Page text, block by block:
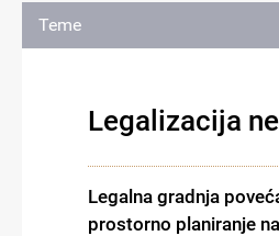
Teme
Legalizacija
Legalna gradnja
prostorno planiranje